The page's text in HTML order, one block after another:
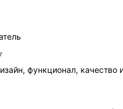
функционал, качество